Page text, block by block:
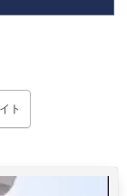
ト